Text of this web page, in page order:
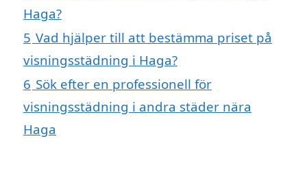
Haga?
5 Vad hjälper till att bestämma priset på
visningsstädning i Haga?
6 Sök efter en professionell för
visningsstädning i andra städer nära
Haga